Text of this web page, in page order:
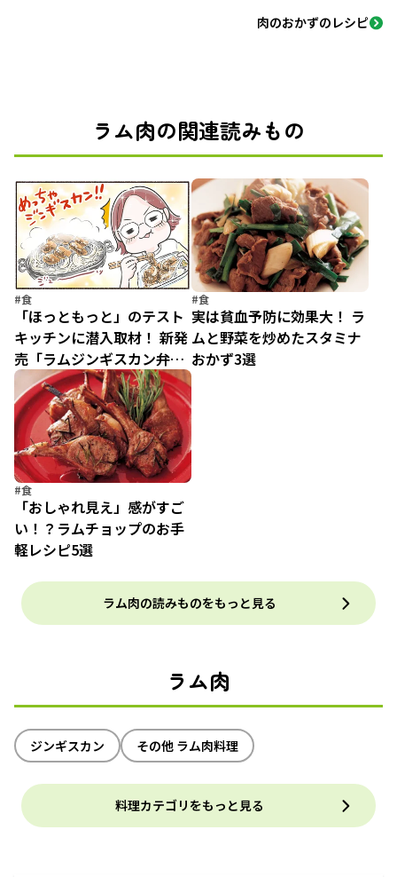
肉のおかずのレシピ
ラム肉の関連読みもの
#食
「ほっともっと」のテスト
キッチンに潜入取材！ 新発
売「ラムジンギスカン弁
当」はラム肉&タレに懸け
る開発者のこだわりが凄す
ぎた
#食
実は貧血予防に効果大！ ラ
ムと野菜を炒めたスタミナ
おかず3選
#食
「おしゃれ見え」感がすご
い！？ラムチョップのお手
軽レシピ5選
ラム肉の読みものをもっと見る
ラム肉
ジンギスカン その他 ラム肉料理
料理カテゴリをもっと見る